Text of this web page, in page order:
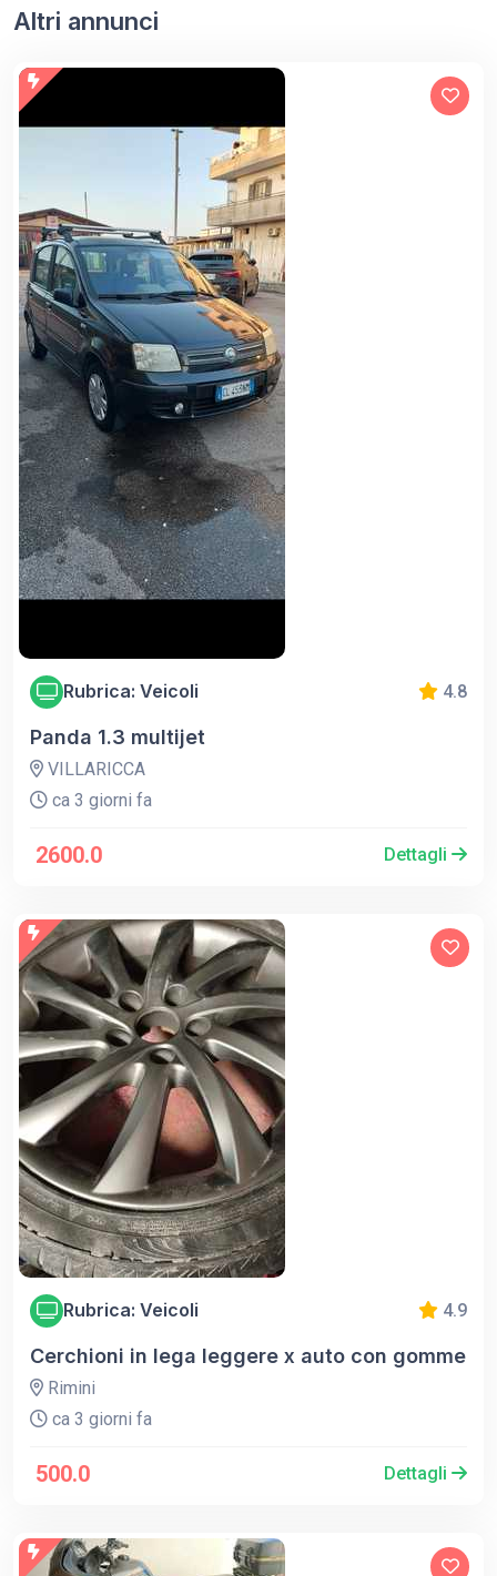
Altri annunci
Rubrica: Veicoli 4.8
Panda 1.3 multijet
VILLARICCA
ca 3 giorni fa
2600.0 Dettagli
Rubrica: Veicoli 4.9
Cerchioni in lega leggere x auto con gomme
Rimini
ca 3 giorni fa
500.0 Dettagli